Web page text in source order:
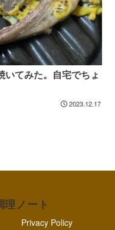
てみた。自宅でちょ
2023.12.17
ノート
Privacy Policy